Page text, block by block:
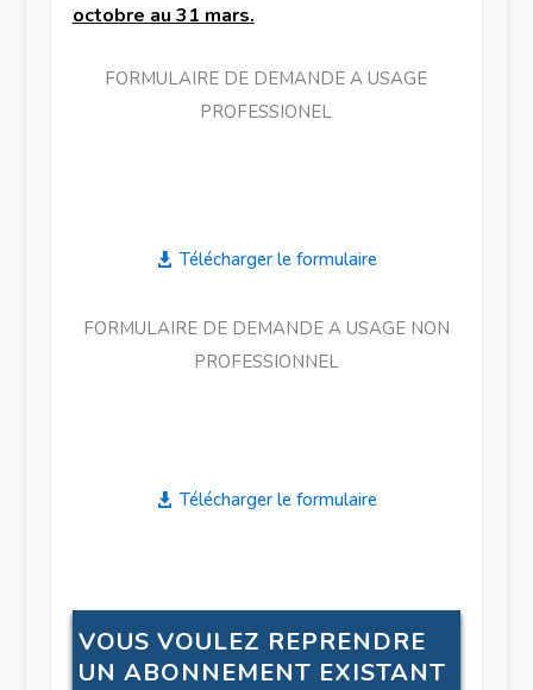
octobre au 31 mars.
FORMULAIRE DE DEMANDE A USAGE
PROFESSIONEL
Télécharger le formulaire
FORMULAIRE DE DEMANDE A USAGE NON
PROFESSIONNEL
Télécharger le formulaire
VOUS VOULEZ REPRENDRE
UN ABONNEMENT EXISTANT